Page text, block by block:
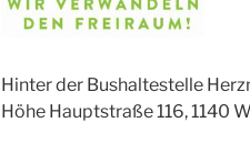
Hinter der Bushaltestelle
Höhe Hauptstraße 116, 1140